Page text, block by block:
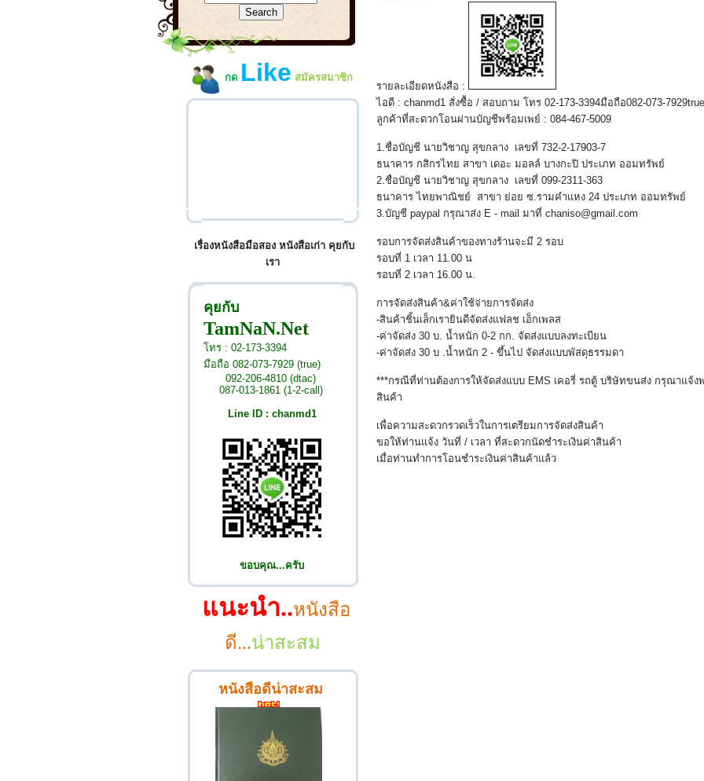
กด Like สมัครสมาชิก
เรื่องหนังสือมือสอง หนังสือเก่า คุยกับ
เรา
คุยกับ
TamNaN.Net
โทร : 02-173-3394
มือถือ 082-073-7929 (true)
092-206-4810 (dtac)
087-013-1861 (1-2-call)
Line ID : chanmd1
ขอบคุณ...ครับ
แนะนำ..หนังสือ
ดี...น่าสะสม
หนังสือดีน่าสะสม
รายละเอียดหนังสือ :
ไอดี : chanmd1 สั่งซื้อ / สอบถาม โทร 02-173-3394มือถือ082-073-
ลูกค้าที่สะดวกโอนผ่านบัญชีพร้อมเพย์ : 084-467-5009
1.ชื่อบัญชี นายวิชาญ สุขกลาง เลขที่ 732-2-17903-7
ธนาคาร กสิกรไทย สาขา เดอะ มอลล์ บางกะปิ ประเภท ออมทรัพย์
2.ชื่อบัญชี นายวิชาญ สุขกลาง เลขที่ 099-2311-363
ธนาคาร ไทยพาณิชย์ สาขา ย่อย ซ.รามคำแหง 24 ประเภท ออมทรัพย์
3.บัญชี paypal กรุณาส่ง E - mail มาที่ chaniso@gmail.com
รอบการจัดส่งสินค้าของทางร้านจะมี 2 รอบ
รอบที่ 1 เวลา 11.00 น
รอบที่ 2 เวลา 16.00 น.
การจัดส่งสินค้า&ค่าใช้จ่ายการจัดส่ง
-สินค้าชิ้นเล็กเรายินดีจัดส่งแฟลช เอ็กเพลส
-ค่าจัดส่ง 30 บ. น้ำหนัก 0-2 กก. จัดส่งแบบลงทะเบียน
-ค่าจัดส่ง 30 บ .น้ำหนัก 2 - ขึ้นไป จัดส่งแบบพัสดุธรรมดา
***กรณีที่ท่านต้องการให้จัดส่งแบบ EMS เคอรี่ รถตู้ บริษัทขนส่ง กรุณาแจ้ง
สินค้า
เพื่อความสะดวกรวดเร็วในการเตรียมการจัดส่งสินค้า
ขอให้ท่านแจ้ง วันที่ / เวลา ที่สะดวกนัดชำระเงินค่าสินค้า
เมื่อท่านทำการโอนชำระเงินค่าสินค้าแล้ว